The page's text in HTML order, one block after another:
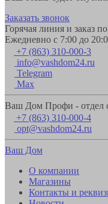
Заказать звонок
Горячая линия и заказ
Ежедневно с 7:00 до
+7 (863) 310-000-3
info@vashdom24.ru
Telegram
Max
Ваш Дом Профи - отдел
+7 (863) 310-000-4
opt@vashdom24.ru
Ваш Дом
О компании
Магазины
Контакты и